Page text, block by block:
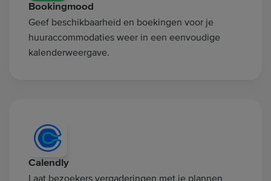
Bookingmood
Geef beschikbaarheid en boekingen voor je
huuraccommodaties weer in een eenvoudige
kalenderweergave.
Calendly
Laat bezoekers vergaderingen met je plannen